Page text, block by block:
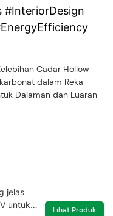
#InteriorDesign
jelas
untuk
Lihat Produk